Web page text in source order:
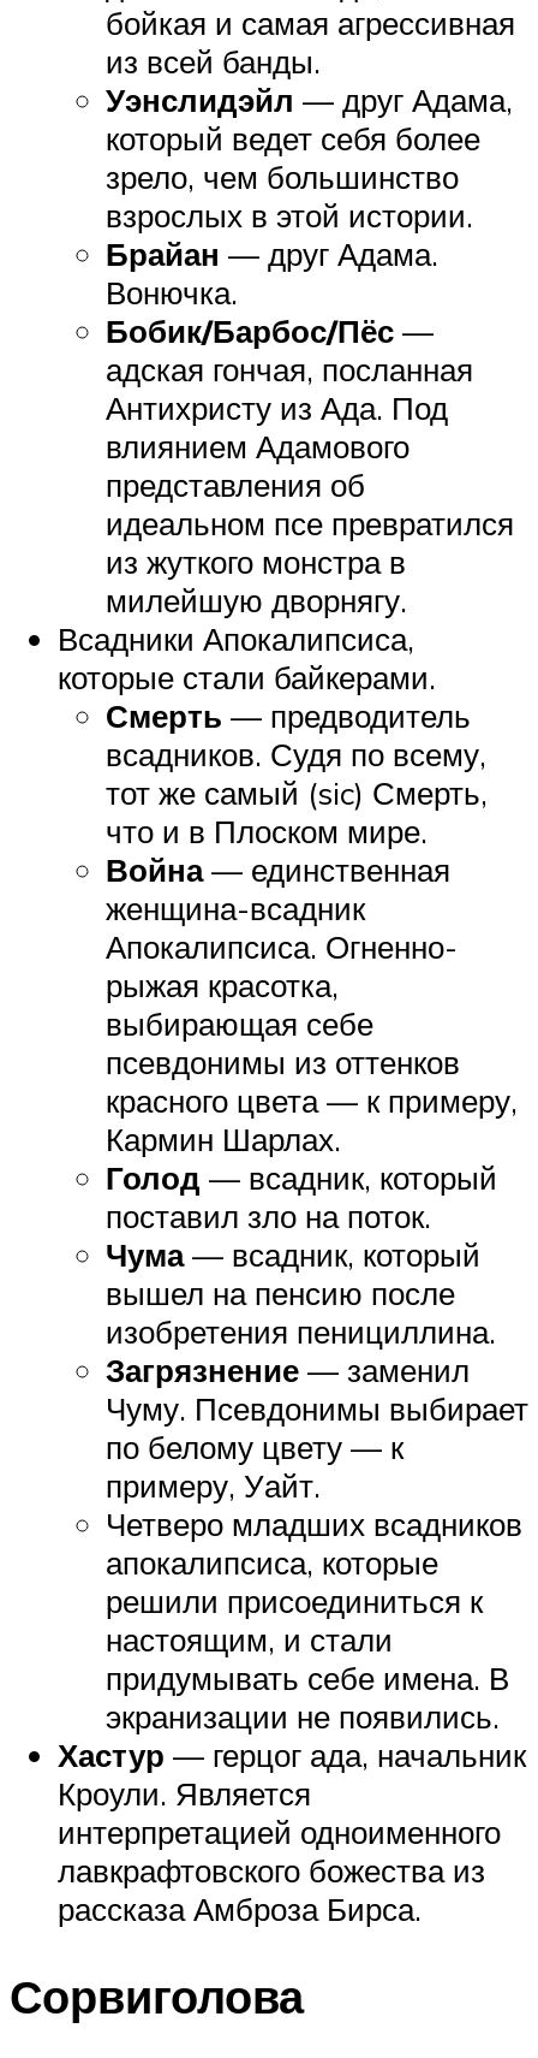
бойкая и самая агрессивная
из всей банды.
Уэнслидэйл — друг Адама,
который ведет себя более
зрело, чем большинство
взрослых в этой истории.
Брайан — друг Адама.
Вонючка.
Бобик/Барбос/Пёс —
адская гончая, посланная
Антихристу из Ада. Под
влиянием Адамового
представления об
идеальном псе превратился
из жуткого монстра в
милейшую дворнягу.
Всадники Апокалипсиса,
которые стали байкерами.
Смерть — предводитель
всадников. Судя по всему,
тот же самый (sic) Смерть,
что и в Плоском мире.
Война— единственная
женщина-всадник
Апокалипсиса. Огненно-
рыжая красотка,
выбирающая себе
псевдонимы из оттенков
красного цвета — к примеру,
Кармин Шарлах.
Голод — всадник, который
поставил зло на поток.
Чума— всадник, который
вышел на пенсию после
изобретения пенициллина.
Загрязнение — заменил
Чуму. Псевдонимы выбирает
по белому цвету — к
примеру, Уайт.
Четверо младших всадников
апокалипсиса, которые
решили присоединиться к
настоящим, и стали
придумывать себе имена. В
экранизации не появились.
Хастур — герцог ада, начальник
Кроули. Является
интерпретацией одноименного
лавкрафтовского божества из
рассказа Амброза Бирса.
Сорвиголова